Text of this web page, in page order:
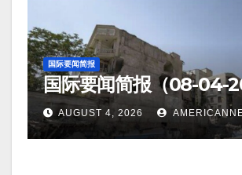
国际要闻简报
国际要闻简报（08-04-
AUGUST 4, 2026